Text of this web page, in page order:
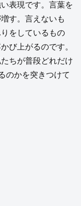
表現です。言葉を
す。言えないも
をしているもの
び上がるのです。
ちが普段どれだけ
のかを突きつけて